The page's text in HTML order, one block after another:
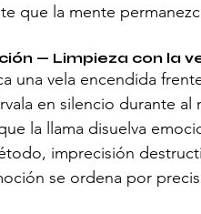
que la mente
— Limpieza con la
una vela encendida
en silencio durante
la llama disuelva
imprecisión
se ordena por